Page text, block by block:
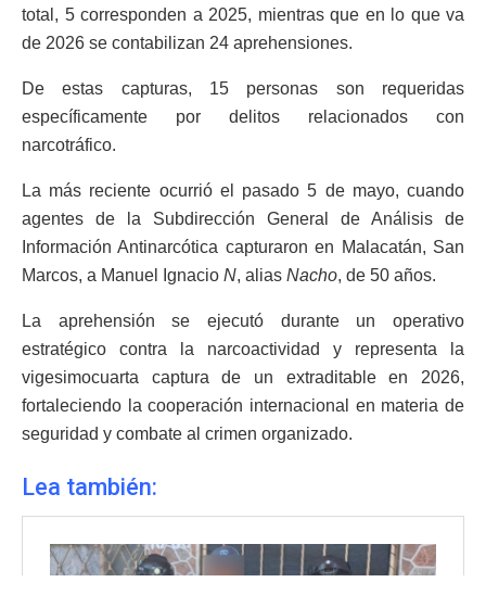
total, 5 corresponden a 2025, mientras que en lo que va
de 2026 se contabilizan 24 aprehensiones.
De estas capturas, 15 personas son requeridas
específicamente por delitos relacionados con
narcotráfico.
La más reciente ocurrió el pasado 5 de mayo, cuando
agentes de la Subdirección General de Análisis de
Información Antinarcótica capturaron en Malacatán, San
Marcos, a Manuel Ignacio N, alias Nacho, de 50 años.
La aprehensión se ejecutó durante un operativo
estratégico contra la narcoactividad y representa la
vigesimocuarta captura de un extraditable en 2026,
fortaleciendo la cooperación internacional en materia de
seguridad y combate al crimen organizado.
Lea también: